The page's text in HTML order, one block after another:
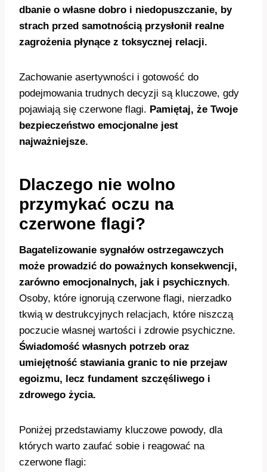
dbanie o własne dobro i niedopuszczanie, by
strach przed samotnością przysłonił realne
zagrożenia płynące z toksycznej relacji.
Zachowanie asertywności i gotowość do
podejmowania trudnych decyzji są kluczowe, gdy
pojawiają się czerwone flagi. Pamiętaj, że Twoje
bezpieczeństwo emocjonalne jest
najważniejsze.
Dlaczego nie wolno
przymykać oczu na
czerwone flagi?
Bagatelizowanie sygnałów ostrzegawczych
może prowadzić do poważnych konsekwencji,
zarówno emocjonalnych, jak i psychicznych.
Osoby, które ignorują czerwone flagi, nierzadko
tkwią w destrukcyjnych relacjach, które niszczą
poczucie własnej wartości i zdrowie psychiczne.
Świadomość własnych potrzeb oraz
umiejętność stawiania granic to nie przejaw
egoizmu, lecz fundament szczęśliwego i
zdrowego życia.
Poniżej przedstawiamy kluczowe powody, dla
których warto zaufać sobie i reagować na
czerwone flagi: